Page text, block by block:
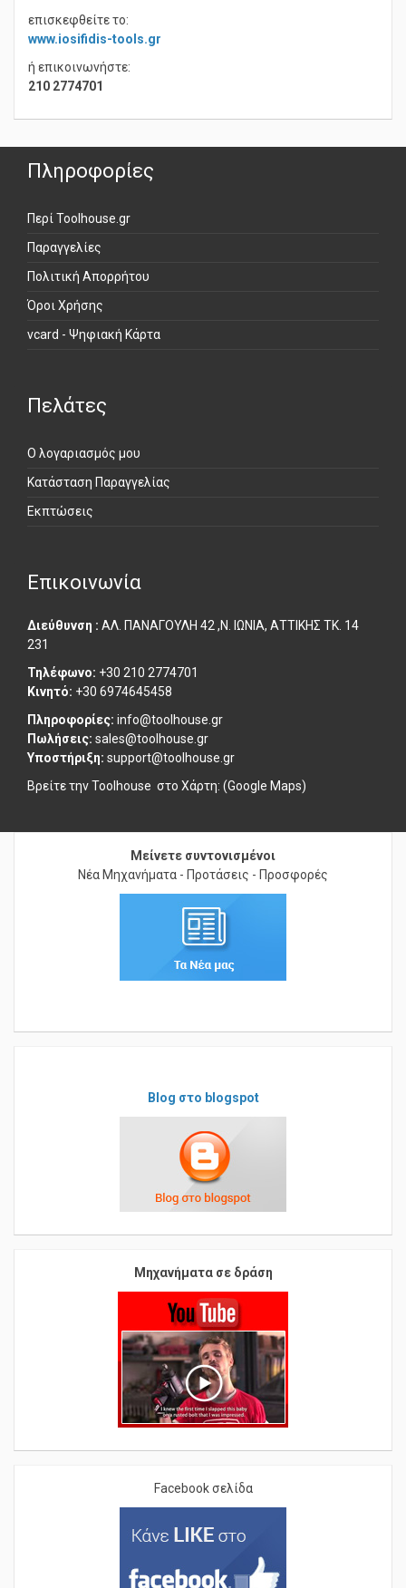
επισκεφθείτε το:
www.iosifidis-tools.gr
ή επικοινωνήστε:
210 2774701
Πληροφορίες
Περί Toolhouse.gr
Παραγγελίες
Πολιτική Απορρήτου
Όροι Χρήσης
vcard - Ψηφιακή Κάρτα
Πελάτες
Ο λογαριασμός μου
Κατάσταση Παραγγελίας
Εκπτώσεις
Επικοινωνία
Διεύθυνση : ΑΛ. ΠΑΝΑΓΟΥΛΗ 42 ,Ν. ΙΩΝΙΑ, ΑΤΤΙΚΗΣ ΤΚ. 14
231
Τηλέφωνο: +30 210 2774701
Κινητό: +30 6974645458
Πληροφορίες: info@toolhouse.gr
Πωλήσεις: sales@toolhouse.gr
Υποστήριξη: support@toolhouse.gr
Βρείτε την Toolhouse στο Χάρτη: (Google Maps)
Μείνετε συντονισμένοι
Νέα Μηχανήματα - Προτάσεις - Προσφορές
Blog στο blogspot
Μηχανήματα σε δράση
Facebook σελίδα